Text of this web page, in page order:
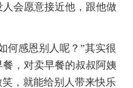
会愿意接近他，跟他做
何感恩别人呢？”其实很
，对卖早餐的叔叔阿姨
，就能给别人带来快乐